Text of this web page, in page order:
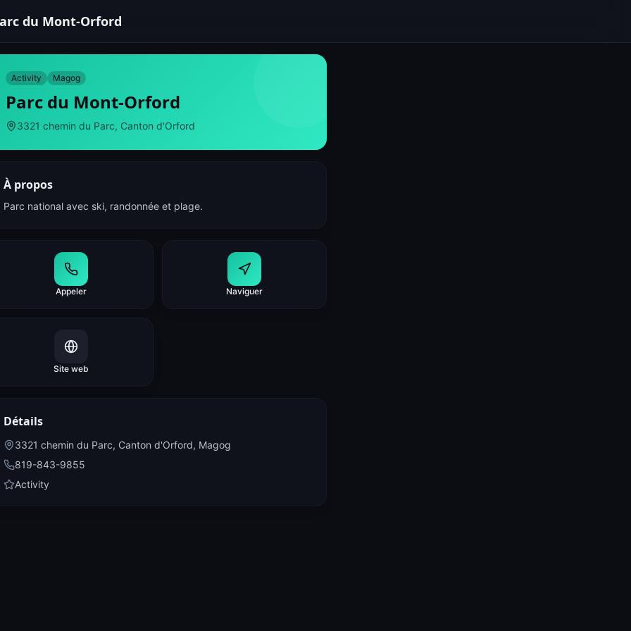
du Mont-Orford
Activity Magog
Parc du Mont-Orford
3321 chemin du Parc, Canton d'Orford
À propos
Parc national avec ski, randonnée et plage.
Appeler Naviguer
Site web
Détails
3321 chemin du Parc, Canton d'Orford, Magog
819-843-9855
Activity